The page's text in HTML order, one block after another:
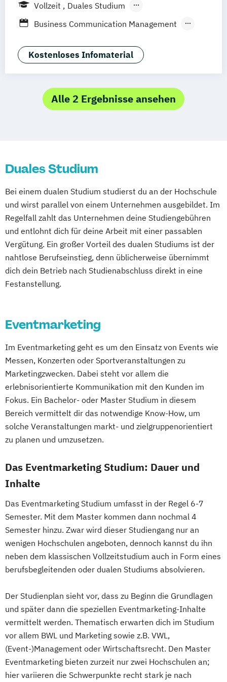
Online-Marketing & Marketingmanagement
Public Relations Hochschulzertifikat
Werbe- und Medienpsychologie
Wirtschaftspsychologie
Vollzeit
Duales Studium
Berufsbegleitendes Präsenzstudium
Business Communication Management
International Marketing Management
Marketing and Event Management
Kostenloses Infomaterial
Alle 2 Ergebnisse ansehen
Duales Studium
Bei einem dualen Studium studierst du an der Hochschule
und wirst parallel von einem Unternehmen ausgebildet. Im
Regelfall zahlt das Unternehmen deine Studiengebühren
und entlohnt dich für deine Arbeit mit einer passablen
Vergütung. Ein großer Vorteil des dualen Studiums ist der
nahtlose Berufseinstieg, denn üblicherweise übernimmt
dich dein Betrieb nach Studienabschluss direkt in eine
Festanstellung.
Eventmarketing
Im Eventmarketing geht es um den Einsatz von Events wie
Messen, Konzerten oder Sportveranstaltungen zu
Marketingzwecken. Dabei steht vor allem die
erlebnisorientierte Kommunikation mit den Kunden im
Fokus. Ein Bachelor- oder Master Studium in diesem
Bereich vermittelt dir das notwendige Know-How, um
solche Veranstaltungen markt- und zielgruppenorientiert
zu planen und umzusetzen.
Das Eventmarketing Studium: Dauer und
Inhalte
Das Eventmarketing Studium umfasst in der Regel 6-7
Semester. Mit dem Master kommen dann nochmal 4
Semester hinzu. Zwar wird dieser Studiengang nur an
wenigen Hochschulen angeboten, dennoch kannst du ihn
neben dem klassischen Vollzeitstudium auch in Form eines
berufsbegleitenden oder dualen Studiums absolvieren.
Der Studienplan sieht vor, dass zu Beginn die Grundlagen
und später dann die speziellen Eventmarketing-Inhalte
vermittelt werden. Thematisch erwarten dich im Studium
vor allem BWL und Marketing sowie z.B. VWL,
(Event-)Management oder Wirtschaftsrecht. Den Master
Eventmarketing bieten zurzeit nur zwei Hochschulen an;
hier variieren die Schwerpunkte recht stark je nach